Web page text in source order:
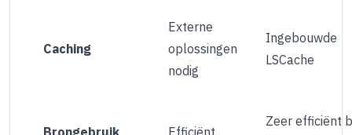
Caching
Externe
oplossingen
nodig
Ingebouwde
LSCache
Brongebruik Efficiënt
Zeer efficiënt